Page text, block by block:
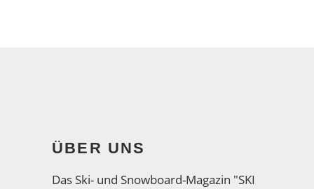
ÜBER UNS
Das Ski- und Snowboard-Magazin "SKI